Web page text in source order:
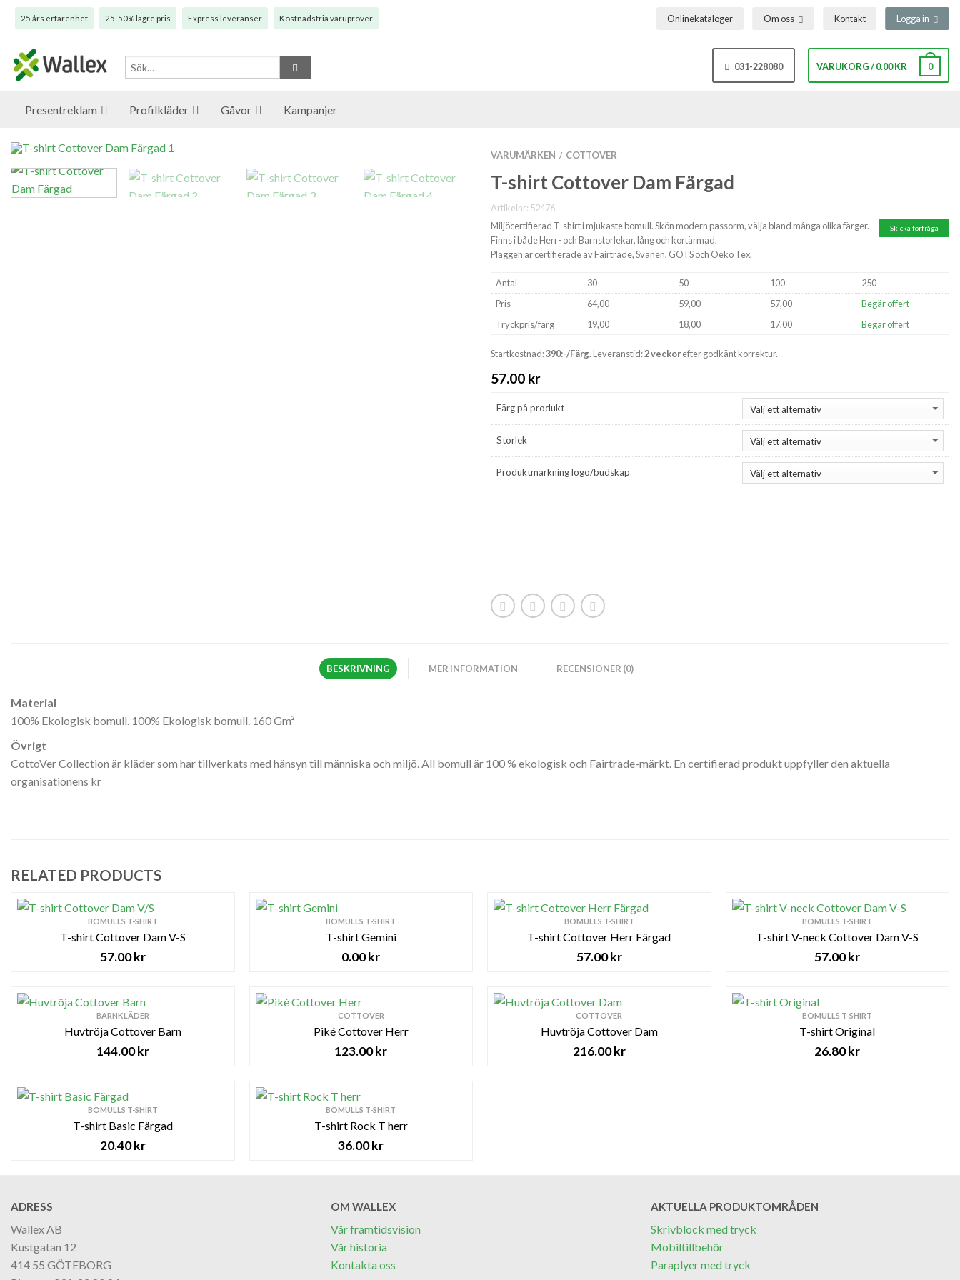
25 års erfarenhet 25-50% lägre pris Express leveranser Kostnadsfria varuprover Onlinekataloger Om oss Kontakt Logga in
031-228080 VARUKORG/0.00KR 0
Presentreklam Profilkläder Gåvor Kampanjer
VARUMÄRKEN / COTTOVER
T-shirt Cottover Dam Färgad
Artikelnr: 52476
Skicka förfråga
Miljöcertifierad T-shirt i mjukaste bomull. Skön modern passorm, välja bland många olika färger.
Finns i både Herr- och Barnstorlekar, lång och kortärmad.
Plaggen är certifierade av Fairtrade, Svanen, GOTS och Oeko Tex.
Antal 30 50 100
250
Pris
64,00 59,00 57,00
Begär offert
Tryckpris/färg
19,00 18,00 17,00 Begär offert
Startkostnad:390:-/Färg.Leveranstid:2 veckorefter godkänt korrektur.
57.00 kr
Färg på produkt
Storlek
Produktmärkning logo/budskap
BESKRIVNING MER INFORMATION RECENSIONER (0)
Material
100% Ekologisk bomull. 100% Ekologisk bomull. 160 Gm²
Övrigt
CottoVer Collection är kläder som har tillverkats med hänsyn till människa och miljö. All bomull är 100 % ekologisk och Fairtrade-märkt. En certifierad produkt uppfyller den aktuella
organisationens kr
RELATED PRODUCTS
BOMULLS T-SHIRT
T-shirt Cottover Dam V-S
57.00kr
BOMULLS T-SHIRT
T-shirt Gemini
0.00kr
BOMULLS T-SHIRT
T-shirt Cottover Herr Färgad
57.00kr
BOMULLS T-SHIRT
T-shirt V-neck Cottover Dam V-S
57.00kr
BARNKLÄDER
Huvtröja Cottover Barn
144.00kr
COTTOVER
Piké Cottover Herr
123.00kr
COTTOVER
Huvtröja Cottover Dam
216.00kr
BOMULLS T-SHIRT
T-shirt Original
26.80kr
BOMULLS T-SHIRT
T-shirt Basic Färgad
20.40kr
BOMULLS T-SHIRT
T-shirt Rock T herr
36.00kr
ADRESS
Wallex AB
Kustgatan 12
414 55 GÖTEBORG
OM WALLEX
Vår framtidsvision
Vår historia
Kontakta oss
AKTUELLA PRODUKTOMRÅDEN
Skrivblock med tryck
Mobiltillbehör
Paraplyer med tryck